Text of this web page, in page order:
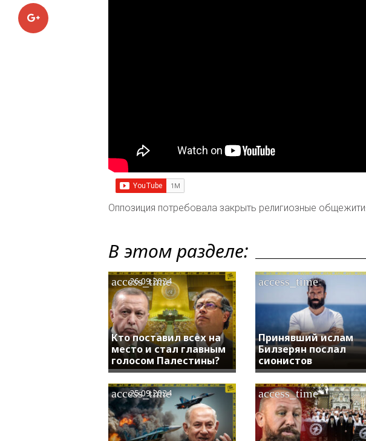
Google+
Оппозиция потребовала закрыть религиозные
В этом разделе:
Кто поставил всех на
место и стал главным
голосом Палестины?
access_time
26.09.2024
Принявший ислам
Билзерян послал
сионистов
access_time
access_time
25.09.2024 access_time